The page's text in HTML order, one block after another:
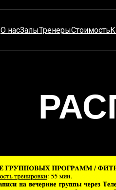
О насЗалыТренерыСтоимость